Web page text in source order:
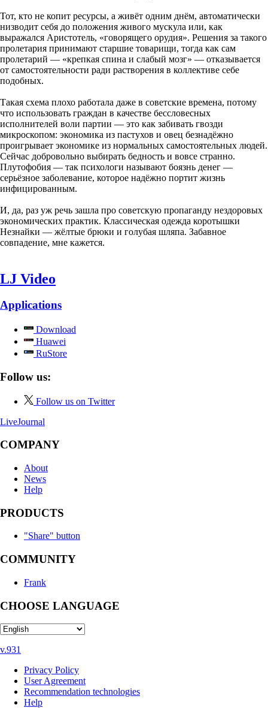
Тот, кто не копит ресурсы, а живёт одним днём, автоматически
низводит себя до положения живого мускула или, как
выражался Аристотель, «говорящего орудия». Решения за такого
пролетария принимают старшие товарищи, тогда как сам
пролетарий — «крепкая спина и слабый мозг» — отказывается
от самостоятельности ради растворения в коллективе себе
подобных.
Такая схема плохо работала даже в советские времена, потому
что использовать граждан в качестве бессловесных
исполнителей воли партии — это как забивать гвозди
микроскопом: экономика из пастухов и овец безнадёжно
проигрывает экономике из нормальных самостоятельных людей.
Сейчас добровольно выбирать бедность и вовсе странно.
Плутофобия — так психологи называют боязнь денег —
серьёзное заболевание, которое надёжно портит жизнь
инфицированным.
И, да, раз уж речь зашла про советскую пропаганду нездоровых
экономических практик. Классическая одежда коротышки
Незнайки — жёлтые брюки и голубая шляпа. Забавное
совпадение, мне кажется.
LJ Video
Applications
Download
Huawei
RuStore
Follow us:
Follow us on Twitter
LiveJournal
COMPANY
About
News
Help
PRODUCTS
"Share" button
COMMUNITY
Frank
CHOOSE LANGUAGE
v.931
Privacy Policy
User Agreement
Recommendation technologies
Help